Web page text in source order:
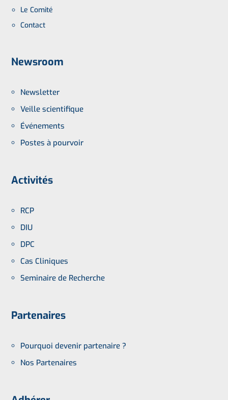
Le Comité
Contact
Newsroom
Newsletter
Veille scientifique
Événements
Postes à pourvoir
Activités
RCP
DIU
DPC
Cas Cliniques
Seminaire de Recherche
Partenaires
Pourquoi devenir partenaire ?
Nos Partenaires